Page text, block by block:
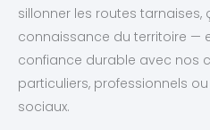
sillonner les routes tarnaises,
connaissance du territoire —
confiance durable avec nos
particuliers, professionnels
sociaux.